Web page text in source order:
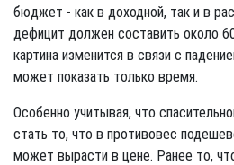
бюджет - как в доходной, так и в
дефицит должен составить около
картина изменится в связи с
может показать только время.
Особенно учитывая, что
стать то, что в противовес
может вырасти в цене. Ранее то,